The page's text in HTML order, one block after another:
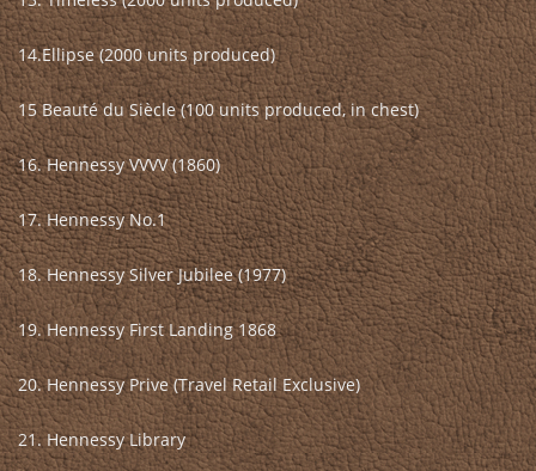
14.Ellipse (2000 units produced)
15 Beauté du Siècle (100 units produced, in chest)
16. Hennessy VVVV (1860)
17. Hennessy No.1
18. Hennessy Silver Jubilee (1977)
19. Hennessy First Landing 1868
20. Hennessy Prive (Travel Retail Exclusive)
21. Hennessy Library